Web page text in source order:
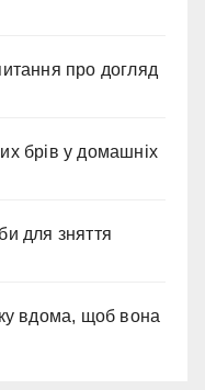
про догляд
брів у домашніх
для зняття
вдома, щоб вона